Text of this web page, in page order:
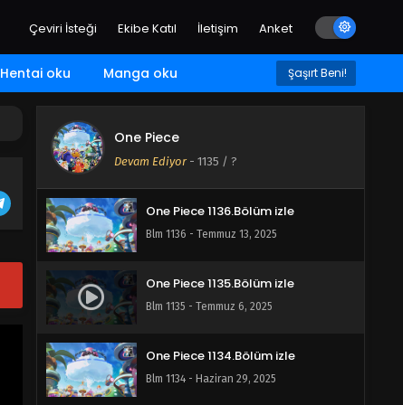
Çeviri İsteği Ekibe Katıl İletişim Anket
Hentai oku Manga oku Şaşırt Beni!
One Piece
Devam Ediyor- 1135 / ?
One Piece 1138.Bölüm izle
Blm 1138 - Ağustos 3, 2025
One Piece 1137Bölüm izle
Blm 1137 - Temmuz 27, 2025
One Piece 1136.Bölüm izle
Blm 1136 - Temmuz 13, 2025
One Piece 1135.Bölüm izle
Blm 1135 - Temmuz 6, 2025
One Piece 1134.Bölüm izle
Blm 1134 - Haziran 29, 2025